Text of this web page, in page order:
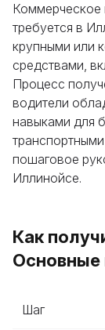
Коммерческое
требуется в
крупными или
средствами,
Процесс
водители
навыками для
пошаговое
Иллинойсе.
Как
Основные
Шаг